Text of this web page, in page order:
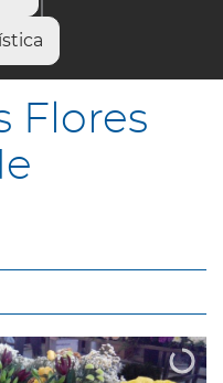
outubro
Flores